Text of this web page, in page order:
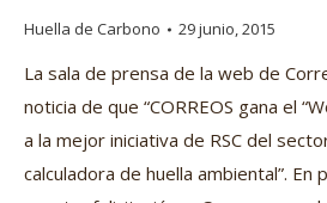
Huella de Carbono 29 junio, 2015
La sala de prensa de la web de
noticia de que “CORREOS gana el
a la mejor iniciativa de RSC del
calculadora de huella ambiental”. En